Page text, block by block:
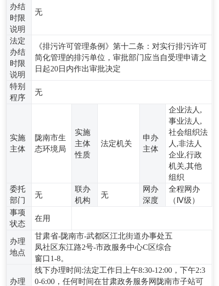
办结
时限
说明
无
法定
办结
时限
说明
《排污许可管理条例》第十二条：对实行排污许可
简化管理的排污单位，审批部门应当自受理申请之
日起20日内作出审批决定
特别
程序
无
实施
主体
陇南市生
态环境局
实施
主体
性质
法定机关
申办
主体
企业法人,
事业法人,
社会组织法
人,非法人
企业,行政
机关,其他
组织
委托
部门
无
联办
机构
无
网办
深度
全程网办
（Ⅳ级）
事项
状态
在用
办理
地点
甘肃省-陇南市-武都区江北街道办事处五
凤社区东江路2号-市政服务中心C区综合
窗口1-8。
办理
线下办理时间:法定工作日上午8:30-12:00，下午2:3
0-6:00，任何时间在甘肃政务服务网陇南市子站可